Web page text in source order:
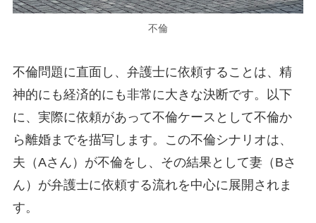
不倫
不倫問題に直面し、弁護士に依頼することは、精
神的にも経済的にも非常に大きな決断です。以下
に、実際に依頼があって不倫ケースとして不倫か
ら離婚までを描写します。この不倫シナリオは、
夫（Aさん）が不倫をし、その結果として妻（Bさ
ん）が弁護士に依頼する流れを中心に展開されま
す。